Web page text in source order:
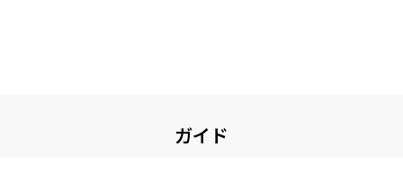
ガイド